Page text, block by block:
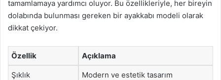
tamamlamaya yardımcı oluyor. Bu özellikleriyle, her bireyin
dolabında bulunması gereken bir ayakkabı modeli olarak
dikkat çekiyor.
Özellik Açıklama
Şıklık Modern ve estetik tasarım